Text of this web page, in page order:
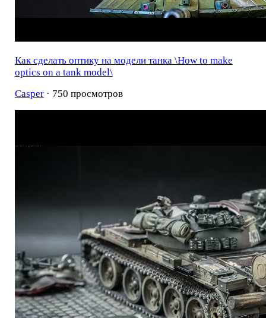
Как сделать оптику на модели танка \How to make
optics on a tank model\
Casper· 750 просмотров